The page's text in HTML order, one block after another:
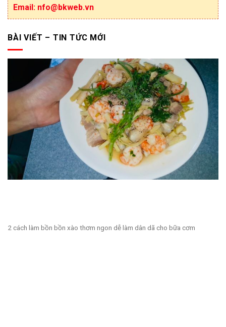
Email: nfo@bkweb.vn
BÀI VIẾT – TIN TỨC MỚI
2 cách làm bồn bồn xào thơm ngon dễ làm dân dã cho bữa cơm